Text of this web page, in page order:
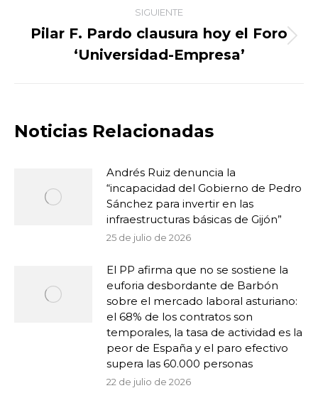
SIGUIENTE
Publicación
siguiente:
Pilar F. Pardo clausura hoy el Foro
‘Universidad-Empresa’
Noticias Relacionadas
Andrés Ruiz denuncia la
“incapacidad del Gobierno de Pedro
Sánchez para invertir en las
infraestructuras básicas de Gijón”
25 de julio de 2026
El PP afirma que no se sostiene la
euforia desbordante de Barbón
sobre el mercado laboral asturiano:
el 68% de los contratos son
temporales, la tasa de actividad es la
peor de España y el paro efectivo
supera las 60.000 personas
22 de julio de 2026